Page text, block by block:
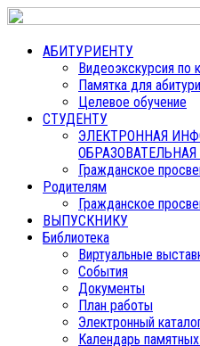
АБИТУРИЕНТУ
Видеоэкскурсия по
Памятка для
Целевое обучение
СТУДЕНТУ
ЭЛЕКТРОННАЯ
Гражданское
Родителям
Гражданское
ВЫПУСКНИКУ
Библиотека
Виртуальные
События
Документы
План работы
Электронный
Календарь